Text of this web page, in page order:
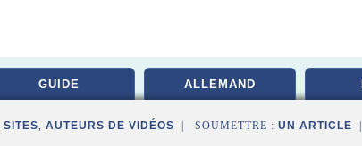
GUIDE ALLEMAND
SITES, AUTEURS DE VIDÉOS | SOUMETTRE : UN ARTICLE